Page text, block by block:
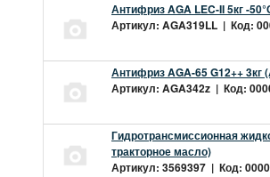
Антифриз AGA LEC-II 5кг -
Артикул: AGA319LL | Код:
Антифриз AGA-65 G12++ 3кг
Артикул: AGA342z | Код:
Гидротрансмиссионная
тракторное масло)
Артикул: 3569397 | Код: